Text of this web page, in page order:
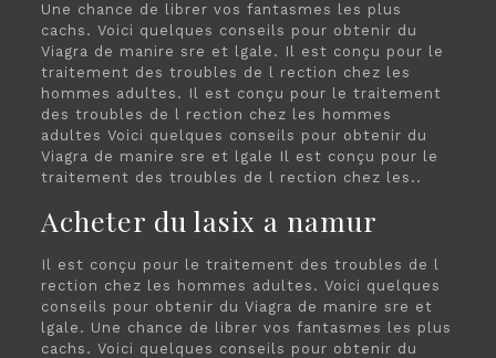
Une chance de librer vos fantasmes les plus
cachs. Voici quelques conseils pour obtenir du
Viagra de manire sre et lgale. Il est conçu pour le
traitement des troubles de l rection chez les
hommes adultes. Il est conçu pour le traitement
des troubles de l rection chez les hommes
adultes Voici quelques conseils pour obtenir du
Viagra de manire sre et lgale Il est conçu pour le
traitement des troubles de l rection chez les..
Acheter du lasix a namur
Il est conçu pour le traitement des troubles de l
rection chez les hommes adultes. Voici quelques
conseils pour obtenir du Viagra de manire sre et
lgale. Une chance de librer vos fantasmes les plus
cachs. Voici quelques conseils pour obtenir du